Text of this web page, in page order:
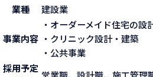
業種 建設業
事業内容
・オーダーメイド住宅の
・クリニック設計・建築
・公共事業
採用予定